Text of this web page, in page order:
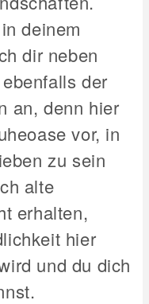
deinem
dir neben
der
an, denn hier
vor, in
zu sein
alte
erhalten,
hier
und du dich